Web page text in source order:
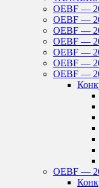
OEBF —
OEBF —
OEBF —
OEBF —
OEBF —
OEBF —
OEBF —
OEBF —